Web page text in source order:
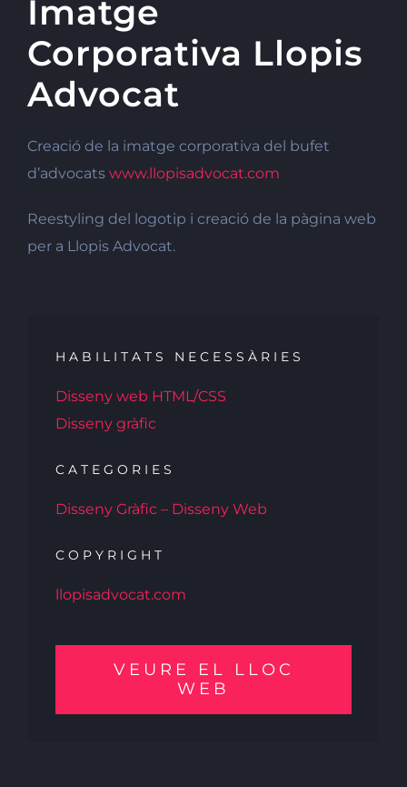
Imatge
Corporativa Llopis
Advocat
Creació de la imatge corporativa del bufet
d’advocats www.llopisadvocat.com
Reestyling del logotip i creació de la pàgina web
per a Llopis Advocat.
HABILITATS NECESSÀRIES
Disseny web HTML/CSS
Disseny gràfic
CATEGORIES
Disseny Gràfic – Disseny Web
COPYRIGHT
llopisadvocat.com
VEURE EL LLOC
WEB